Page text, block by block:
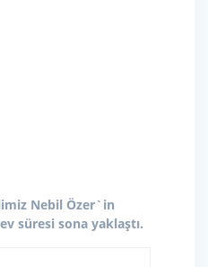
Nebil Özer`in
süresi sona yaklaştı.